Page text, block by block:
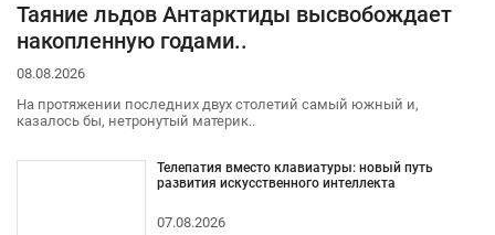
Таяние льдов Антарктиды высвобождает
накопленную годами..
08.08.2026
На протяжении последних двух столетий самый южный и,
казалось бы, нетронутый материк..
Телепатия вместо клавиатуры: новый путь
развития искусственного интеллекта
07.08.2026